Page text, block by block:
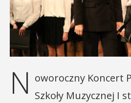
N oworoczny Koncert
Szkoły Muzycznej I